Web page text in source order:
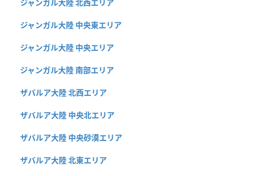
ジャンガル大陸 北西エリア
ジャンガル大陸 中央東エリア
ジャンガル大陸 中央エリア
ジャンガル大陸 南部エリア
ザバルア大陸 北西エリア
ザバルア大陸 中央北エリア
ザバルア大陸 中央砂漠エリア
ザバルア大陸 北東エリア